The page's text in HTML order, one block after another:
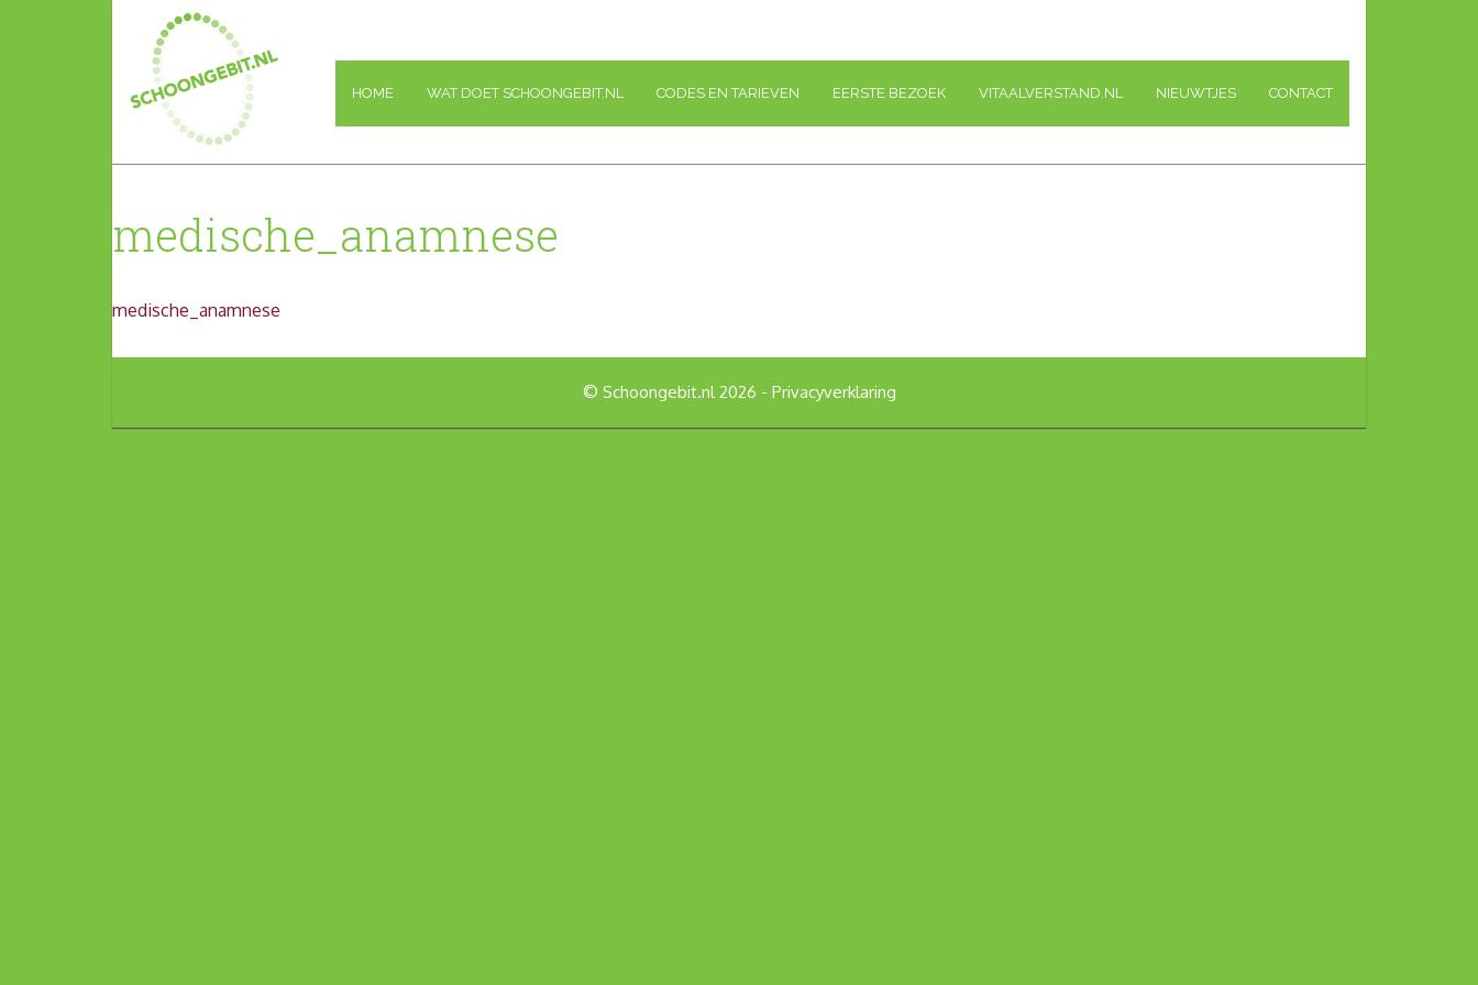
HOME WAT DOET SCHOONGEBIT.NL CODES EN TARIEVEN EERSTE BEZOEK VITAALVERSTAND.NL NIEUWTJES CONTACT
medische_anamnese
medische_anamnese
© Schoongebit.nl 2026 - Privacyverklaring